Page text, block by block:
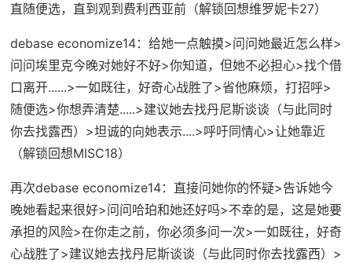
直随便选，直到观到费利西亚前（解锁回想维罗妮卡27）
debase economize14：给她一点触摸>问问她最近怎么样>
问问埃里克今晚对她好不好>你知道，但她不必担心>找个借
口离开......>一如既往，好奇心战胜了>省他麻烦，打招呼>
随便选>你想弄清楚.....>建议她去找丹尼斯谈谈（与此同时
你去找露西）>坦诚的向她表示....>呼吁同情心>让她靠近
（解锁回想MISC18）
再次debase economize14：直接问她你的怀疑>告诉她今
晚她看起来很好>问问哈珀和她还好吗>不幸的是，这是她要
承担的风险>在你走之前，你必须多问一次>一如既往，好奇
心战胜了>建议她去找丹尼斯谈谈（与此同时你去找露西）>